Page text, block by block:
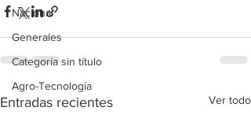
Nacional
Generales
Categoría sin título
Agro-Tecnología
Entradas recientes Ver todo